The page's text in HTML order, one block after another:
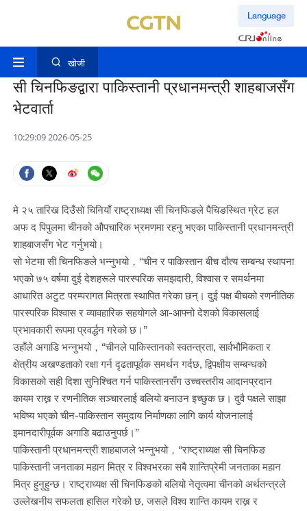
Language
खोजी
सी चिनफिङद्वारा पाकिस्तानी प्रधानमन्त्री शाहबाजसँग
भेटवार्ता
10:29:09 2026-05-25
मे २५ तारिख दिउँसो चिनियाँ राष्ट्राध्यक्ष सी चिनफिङले पैचिङस्थित ग्रेट हल
अफ द पिपुलमा चीनको औपचारिक भ्रमणमा रहनु भएका पाकिस्तानी प्रधानमन्त्री
शाहबाजसँग भेट गर्नुभयो।
सो भेटमा सी चिनफिङले भन्नुभयो，“चीन र पाकिस्तान बीच दौत्य सम्बन्ध स्थापना
भएको ७५ वर्षमा दुई देशहरूले पारस्परिक समझदारी, विश्वास र समर्थनमा
आधारित अटुट परम्परागत मित्रता स्थापित गरेका छन्। दुई पक्ष बीचको रणनीतिक
पारस्परिक विश्वास र व्यावहारिक सहयोगले आ-आफ्नो देशको विकासलाई
प्रभावकारी रूपमा प्रवर्द्धन गरेको छ।”
उहाँले अगाडि भन्नुभयो，“चीनले पाकिस्तानको स्वतन्त्रता, सार्वभौमिकता र
क्षेत्रीय अखण्डताको रक्षा गर्न दृढतापूर्वक समर्थन गर्दछ, द्विपक्षीय सम्बन्धको
विकासको सही दिशा सुनिश्चित गर्न पाकिस्तानसँग उच्चस्तरीय आदानप्रदान
कायम राख्न र रणनीतिक सञ्चारलाई बलियो बनाउन इच्छुक छ। दुवै पक्षले साझा
भविष्य भएको चीन-पाकिस्तान समुदाय निर्माणका लागि कार्य योजनालाई
इमानदारीपूर्वक अगाडि बढाउनुपर्छ।”
पाकिस्तानी प्रधानमन्त्री शाहबाजले भन्नुभयो，“राष्ट्राध्यक्ष सी चिनफिङ
पाकिस्तानी जनताका महान मित्र र विश्वभरका सबै शान्तिप्रेमी जनताका महान
मित्र हुनुहुन्छ। राष्ट्राध्यक्ष सी चिनफिङको बलियो नेतृत्वमा चीनको अर्थतन्त्रले
उल्लेखनीय सफलता हासिल गरेको छ, जसले विश्व शान्ति कायम राख्न र